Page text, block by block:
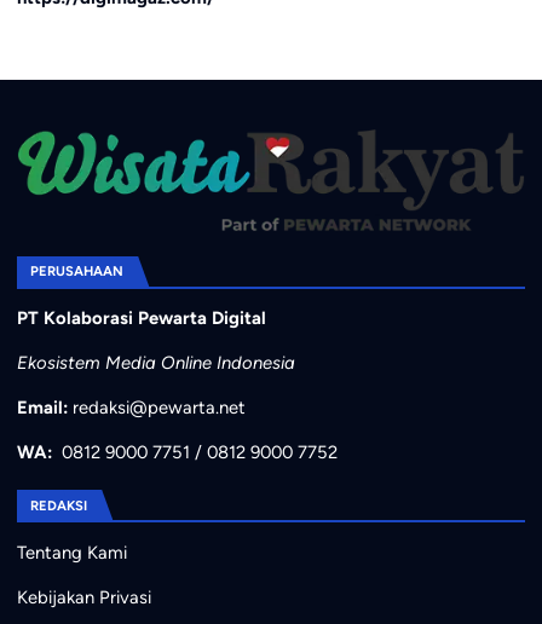
PERUSAHAAN
PT Kolaborasi Pewarta Digital
Ekosistem Media Online Indonesia
Email: redaksi@pewarta.net
WA: 0812 9000 7751 / 0812 9000 7752
REDAKSI
Tentang Kami
Kebijakan Privasi